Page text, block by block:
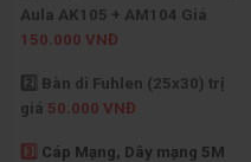
Aula AK105 + AM104 Giá
150.000 VNĐ
2️⃣ Bàn di Fuhlen (25x30) trị
giá 50.000 VNĐ
3️⃣ Cáp Mạng, Dây mạng 5M